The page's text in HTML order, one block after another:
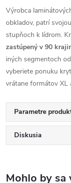
Výrobca
obkladov, patrí
stupňoch k lídrom.
zastúpený v 90
iných segmentoch
vyberiete ponuku
vrátane formátov XL
Parametre
Diskusia